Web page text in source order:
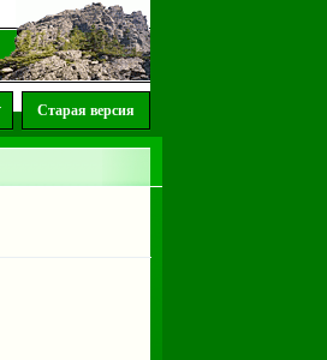
Старая версия